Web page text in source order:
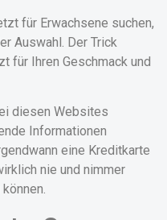
für Erwachsene suchen,
Auswahl. Der Trick
für Ihren Geschmack und
diesen Websites
Informationen
eine Kreditkarte
nie und nimmer